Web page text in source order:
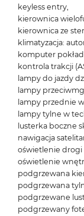
keyless entry,
kierownica
kierownica ze
klimatyzacja:
komputer
kontrola trakcji
lampy do jazdy
lampy
lampy przednie
lampy tylne w
lusterka boczne
nawigacja
oświetlenie drogi
oświetlenie
podgrzewana
podgrzewana
podgrzewane
podgrzewany